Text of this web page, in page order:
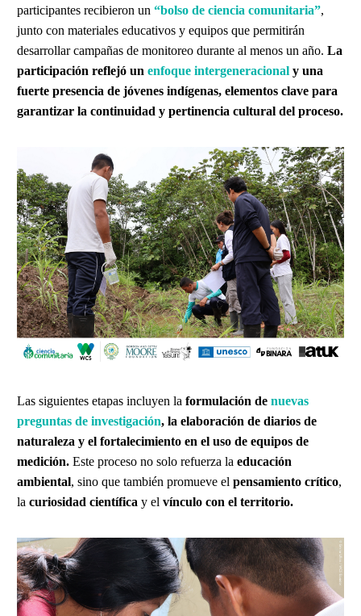
participantes recibieron un “bolso de ciencia comunitaria”,
junto con materiales educativos y equipos que permitirán
desarrollar campañas de monitoreo durante al menos un año. La
participación reflejó un enfoque intergeneracional y una
fuerte presencia de jóvenes indígenas, elementos clave para
garantizar la continuidad y pertinencia cultural del proceso.
Las siguientes etapas incluyen la formulación de nuevas
preguntas de investigación, la elaboración de diarios de
naturaleza y el fortalecimiento en el uso de equipos de
medición. Este proceso no solo refuerza la educación
ambiental, sino que también promueve el pensamiento crítico,
la curiosidad científica y el vínculo con el territorio.